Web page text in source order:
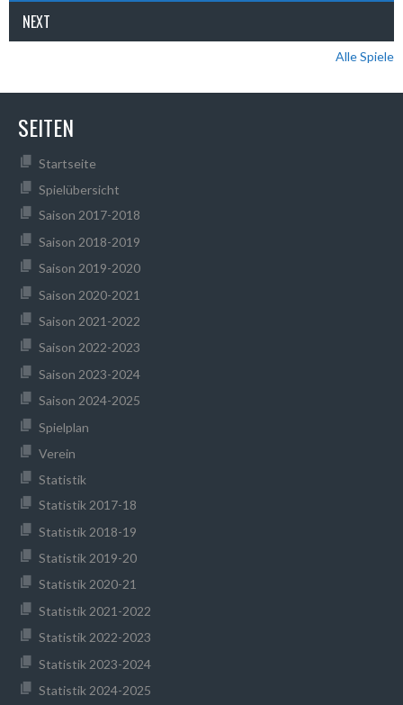
NEXT
Alle Spiele
SEITEN
Startseite
Spielübersicht
Saison 2017-2018
Saison 2018-2019
Saison 2019-2020
Saison 2020-2021
Saison 2021-2022
Saison 2022-2023
Saison 2023-2024
Saison 2024-2025
Spielplan
Verein
Statistik
Statistik 2017-18
Statistik 2018-19
Statistik 2019-20
Statistik 2020-21
Statistik 2021-2022
Statistik 2022-2023
Statistik 2023-2024
Statistik 2024-2025